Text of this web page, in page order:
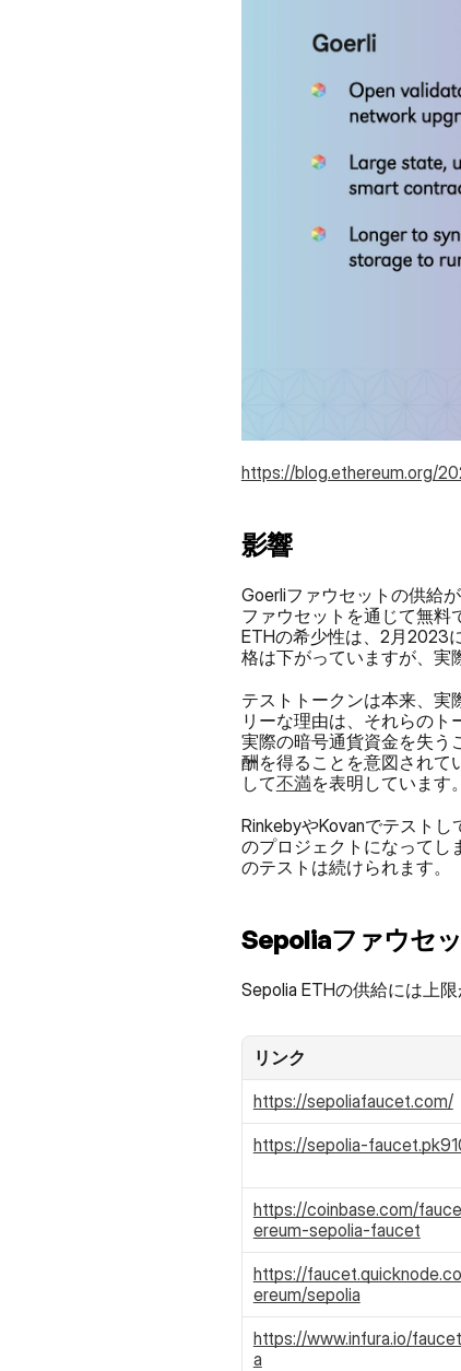
https://blog.ethereum.org/
影響
Goerliファウセットの供給
ファウセットを通じて無料
ETHの希少性は、2月2023
格は下がっていますが、実
テストトークンは本来、実
リーな理由は、それらのト
実際の暗号通貨資金を失う
酬を得ることを意図されて
して不満を表明しています。
RinkebyやKovanでテスト
のプロジェクトになってし
のテストは続けられます。
Sepoliaファウセ
Sepolia ETHの供給には上
リンク
https://sepoliafaucet.com/
https://sepolia-
https://coinbase.com/
ereum-sepolia-faucet
https://
ereum/sepolia
https://www.infura.io/
a